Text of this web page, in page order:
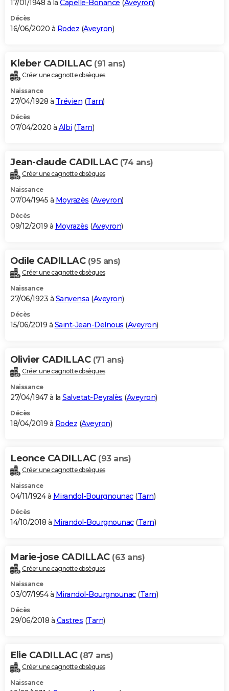
17/01/1948 à la Capelle-Bonance (Aveyron)
Décès
16/06/2020 à Rodez (Aveyron)
Kleber CADILLAC (91 ans)
Créer une cagnotte obsèques
Naissance
27/04/1928 à Trévien (Tarn)
Décès
07/04/2020 à Albi (Tarn)
Jean-claude CADILLAC (74 ans)
Créer une cagnotte obsèques
Naissance
07/04/1945 à Moyrazès (Aveyron)
Décès
09/12/2019 à Moyrazès (Aveyron)
Odile CADILLAC (95 ans)
Créer une cagnotte obsèques
Naissance
27/06/1923 à Sanvensa (Aveyron)
Décès
15/06/2019 à Saint-Jean-Delnous (Aveyron)
Olivier CADILLAC (71 ans)
Créer une cagnotte obsèques
Naissance
27/04/1947 à la Salvetat-Peyralès (Aveyron)
Décès
18/04/2019 à Rodez (Aveyron)
Leonce CADILLAC (93 ans)
Créer une cagnotte obsèques
Naissance
04/11/1924 à Mirandol-Bourgnounac(Tarn)
Décès
14/10/2018 à Mirandol-Bourgnounac(Tarn)
Marie-jose CADILLAC (63 ans)
Créer une cagnotte obsèques
Naissance
03/07/1954 à Mirandol-Bourgnounac(Tarn)
Décès
29/06/2018 à Castres (Tarn)
Elie CADILLAC (87 ans)
Créer une cagnotte obsèques
Naissance